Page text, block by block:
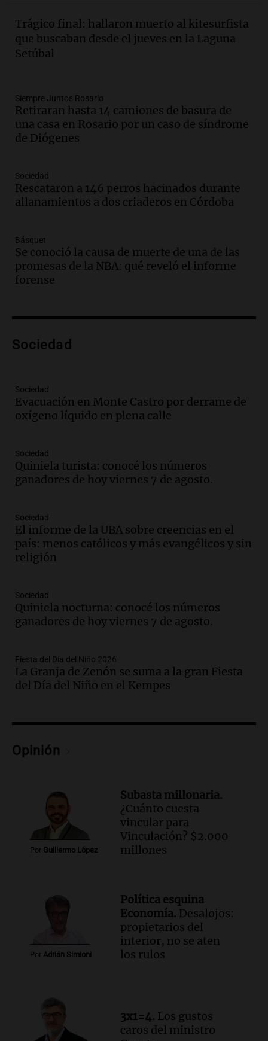
Episodios
Audio.1° gol de Rosario Central a
Aldosivi (Zalazar en contra) - relato
Gato Greco
Audio.Recomendaciones de vino
bonarda para disfrutar el fin de semana
en Mendoza
Panorama Federal
Audio.
en la Sociedad Rural de Bulaya con
actividades para toda la familia
Audio.
edificios y una casa del estudiante para
jóvenes de la región
Panorama Federal
Audio.Preparativos finales para la gran
Bulaya este sábado
Audio.
Congreso y evacuación por derrame de
oxígeno en Montecastro
Audio.
Río Gallegos reporta frío extremo
y llega avión para escuelas de la décima
brigada aérea
Episodios
Audio. La justicia reconoce al COVID
como enfermedad laboral tras la muerte
de un docente
Audio. Aumento de tarifas de luz en San
Luis a partir de agosto por nueva
regulación de la energía
Episodios
Audio.Gabriela Irrazábal: “Un 35,5% de
la población del país fue a templos a
Episodios
Audio.
sobre la muerte del kitesurfista en
Episodios
Audio.
José Roccuzzo, cortes de carne y
compras de Antonella: bromas en
Rosario.
compras de Antonella: bromas en
Rosario.
Viva la Radio Rosario
Episodios
Audio.Luciano Cáceres llega a Córdoba a
Amamos Argentina
Episodios
Trágico final: hallaron muerto al kitesurfista
que buscaban desde el jueves en la Laguna
Setúbal
Siempre Juntos Rosario
Retiraran hasta 14 camiones de basura de
una casa en Rosario por un caso de síndrome
de Diógenes
Sociedad
Rescataron a 146 perros hacinados durante
allanamientos a dos criaderos en Córdoba
Básquet
Se conoció la causa de muerte de una de las
promesas de la NBA: qué reveló el informe
forense
Sociedad
Sociedad
Evacuación en Monte Castro por derrame de
oxígeno líquido en plena calle
Sociedad
Quiniela turista: conocé los números
ganadores de hoy viernes 7 de agosto.
Sociedad
El informe de la UBA sobre creencias en el
país: menos católicos y más evangélicos y sin
religión
Sociedad
Quiniela nocturna: conocé los números
ganadores de hoy viernes 7 de agosto.
Fiesta del Día del Niño 2026
La Granja de Zenón se suma a la gran Fiesta
del Día del Niño en el Kempes
Opinión
Por Guillermo López
Subasta millonaria.
¿Cuánto cuesta
vincular para
Vinculación? $2.000
millones
Por Adrián Simioni
Política esquina
Economía. Desalojos:
propietarios del
interior, no se aten
los rulos
3x1=4. Los gustos
caros del ministro